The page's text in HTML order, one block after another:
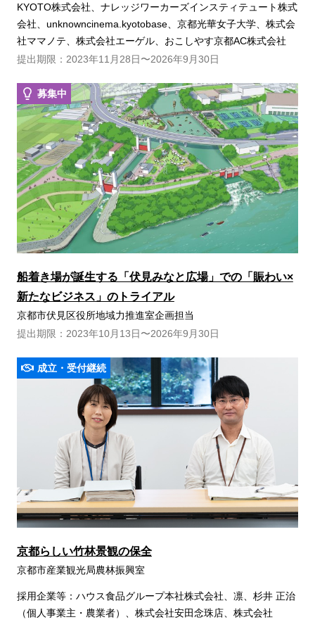
KYOTO株式会社、ナレッジワーカーズインスティテュート株式
会社、unknowncinema.kyotobase、京都光華女子大学、株式会
社ママノテ、株式会社エーゲル、おこしやす京都AC株式会社
提出期限：2023年11月28日〜2026年9月30日
募集中
船着き場が誕生する「伏見みなと広場」での「賑わい×
新たなビジネス」のトライアル
京都市伏見区役所地域力推進室企画担当
提出期限：2023年10月13日〜2026年9月30日
成立・受付継続
京都らしい竹林景観の保全
京都市産業観光局農林振興室
採用企業等：ハウス食品グループ本社株式会社、凛、杉井 正治
（個人事業主・農業者）、株式会社安田念珠店、株式会社